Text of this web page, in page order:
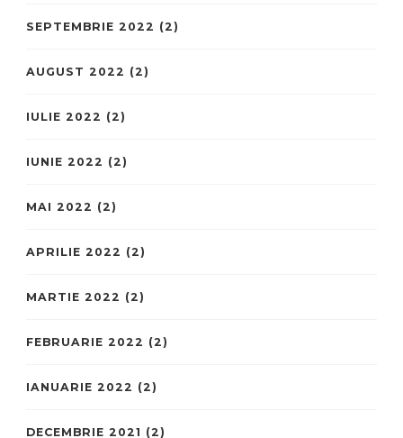
SEPTEMBRIE 2022 (2)
AUGUST 2022 (2)
IULIE 2022 (2)
IUNIE 2022 (2)
MAI 2022 (2)
APRILIE 2022 (2)
MARTIE 2022 (2)
FEBRUARIE 2022 (2)
IANUARIE 2022 (2)
DECEMBRIE 2021 (2)